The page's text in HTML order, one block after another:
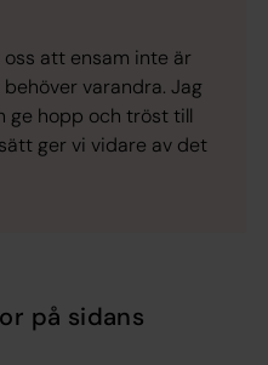
att ensam inte är
varandra. Jag
ge hopp och tröst till
ger vi vidare av det
på sidans